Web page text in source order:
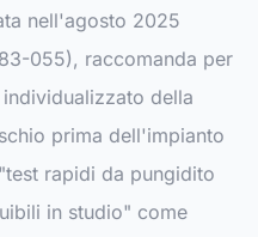
nell'agosto 2025
055), raccomanda per
della
prima dell'impianto
rapidi da pungidito
in studio" come